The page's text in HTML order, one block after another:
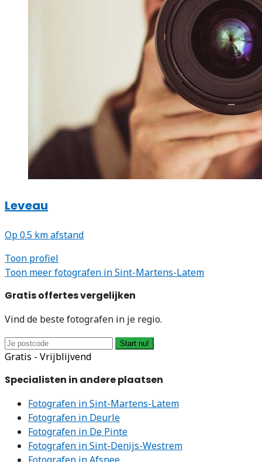
Leveau
Op 0.5 km afstand
Toon profiel
Toon meer fotografen in Sint-Martens-Latem
Gratis offertes vergelijken
Vind de beste fotografen in je regio.
Start nu!
Gratis - Vrijblijvend
Specialisten in andere plaatsen
Fotografen in Sint-Martens-Latem
Fotografen in Deurle
Fotografen in De Pinte
Fotografen in Sint-Denijs-Westrem